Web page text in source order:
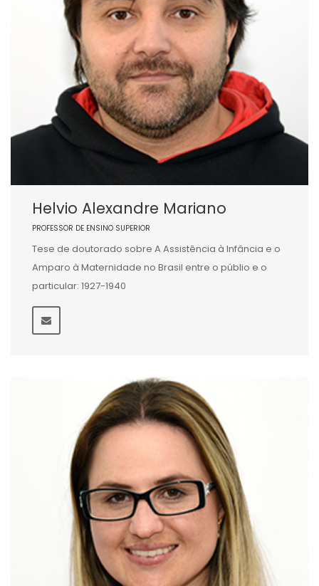
Helvio Alexandre Mariano
PROFESSOR DE ENSINO SUPERIOR
Tese de doutorado sobre A Assistência à Infância e o
Amparo à Maternidade no Brasil entre o públio e o
particular: 1927-1940